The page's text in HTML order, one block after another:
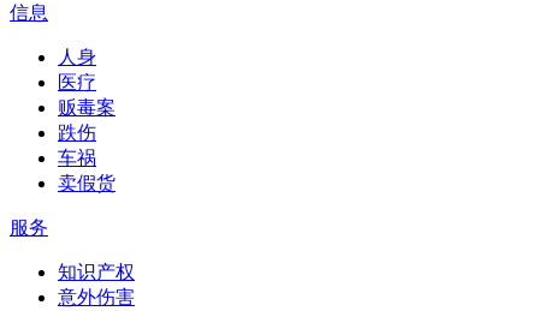
信息
人身
医疗
贩毒案
跌伤
车祸
卖假货
服务
知识产权
意外伤害